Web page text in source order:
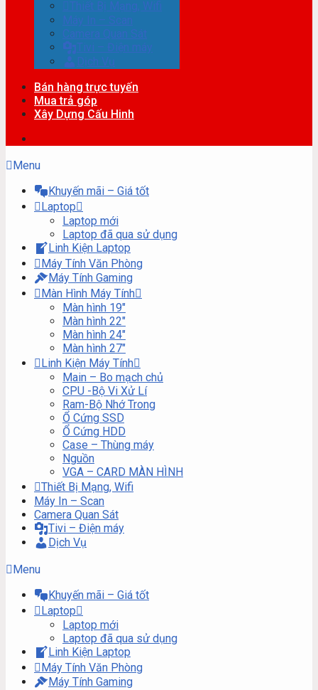
Bán hàng trực tuyến
Mua trả góp
Xây Dựng Cấu Hinh
Menu
Khuyến mãi – Giá tốt
Laptop
Laptop mới
Laptop đã qua sử dụng
Linh Kiện Laptop
Máy Tính Văn Phòng
Máy Tính Gaming
Màn Hình Máy Tính
Màn hình 19″
Màn hình 22″
Màn hình 24″
Màn hình 27″
Linh Kiện Máy Tính
Main – Bo mạch chủ
CPU -Bộ Vi Xử Lí
Ram-Bộ Nhớ Trong
Ổ Cứng SSD
Ổ Cứng HDD
Case – Thùng máy
Nguồn
VGA – CARD MÀN HÌNH
Thiết Bị Mạng, Wifi
Máy In – Scan
Camera Quan Sát
Tivi – Điện máy
Dịch Vụ
Menu
Khuyến mãi – Giá tốt
Laptop
Laptop mới
Laptop đã qua sử dụng
Linh Kiện Laptop
Máy Tính Văn Phòng
Máy Tính Gaming